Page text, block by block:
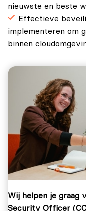
nieuwste en beste
Effectieve
implementeren om
binnen
Wij helpen je graag
Security Officer